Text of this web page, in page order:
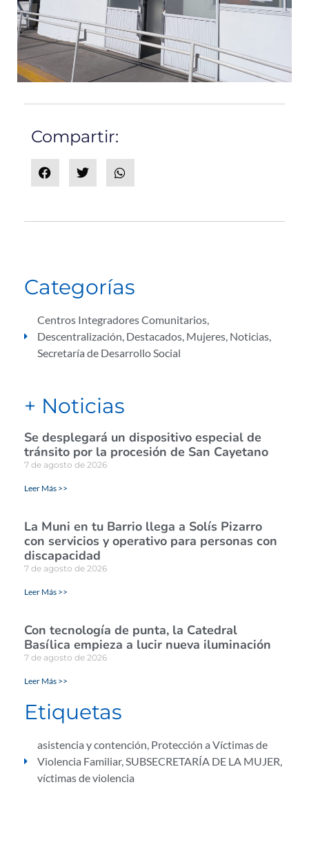
Compartir:
Categorías
Centros Integradores Comunitarios,
Descentralización, Destacados, Mujeres, Noticias,
Secretaría de Desarrollo Social
+ Noticias
Se desplegará un dispositivo especial de
tránsito por la procesión de San Cayetano
7 de agosto de 2026
Leer Más >>
La Muni en tu Barrio llega a Solís Pizarro
con servicios y operativo para personas con
discapacidad
7 de agosto de 2026
Leer Más >>
Con tecnología de punta, la Catedral
Basílica empieza a lucir nueva iluminación
7 de agosto de 2026
Leer Más >>
Etiquetas
asistencia y contención, Protección a Víctimas de
Violencia Familiar,SUBSECRETARÍA DE LA MUJER,
víctimas de violencia